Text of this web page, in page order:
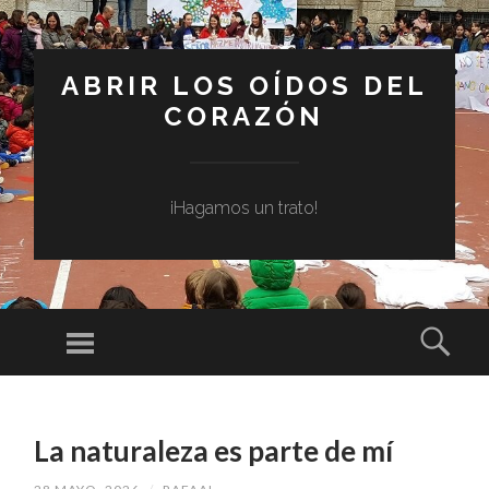
ABRIR LOS OÍDOS DEL
CORAZÓN
¡Hagamos un trato!
Menú
CONTENIDO
La naturaleza es parte de mí